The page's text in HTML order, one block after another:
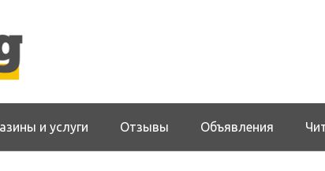
и услуги Отзывы Объявления